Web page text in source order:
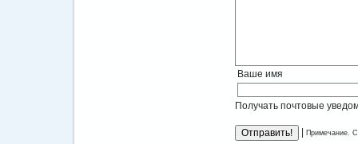
Ваше имя
Получать почтовые
Примечание.